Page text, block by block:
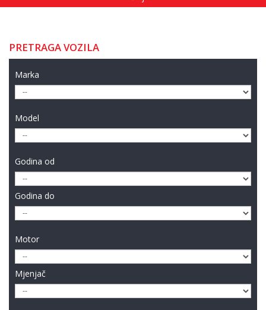
PRETRAGA VOZILA
Marka
Model
Godina od
Godina do
Motor
Mjenjač